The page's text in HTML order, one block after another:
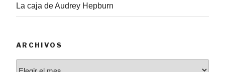
La caja de Audrey Hepburn
ARCHIVOS